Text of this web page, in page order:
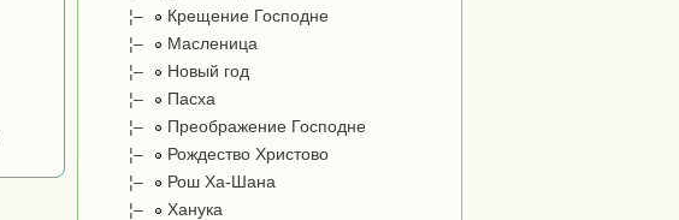
¦–
Крещение Господне
¦–
Масленица
¦–
Новый год
¦–
Пасха
¦–
Преображение Господне
¦–
Рождество Христово
¦–
Рош Ха-Шана
¦–
Ханука